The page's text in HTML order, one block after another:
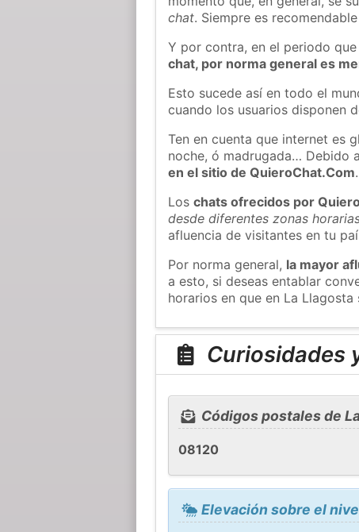
chat. Siempre es
Y por contra, en el periodo
chat, por norma general es
Esto sucede así en todo el
cuando los usuarios disponen
Ten en cuenta que internet es
noche, ó madrugada… Debido
en el sitio de QuieroChat.Com.
Loschats ofrecidos por
desde diferentes zonas
afluencia de visitantes en tu
Por norma general, la mayor
a esto, si deseas entablar
horarios en que en La
Curiosidades
Códigos postales de
08120
Elevación sobre el